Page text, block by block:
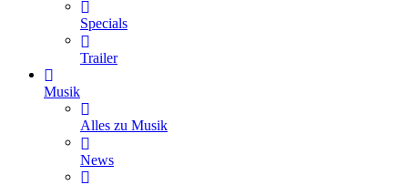
Specials
Trailer
Musik
Alles zu Musik
News